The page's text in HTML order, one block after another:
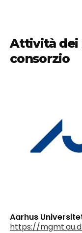
Attività dei
consorzio
Aarhus
https://